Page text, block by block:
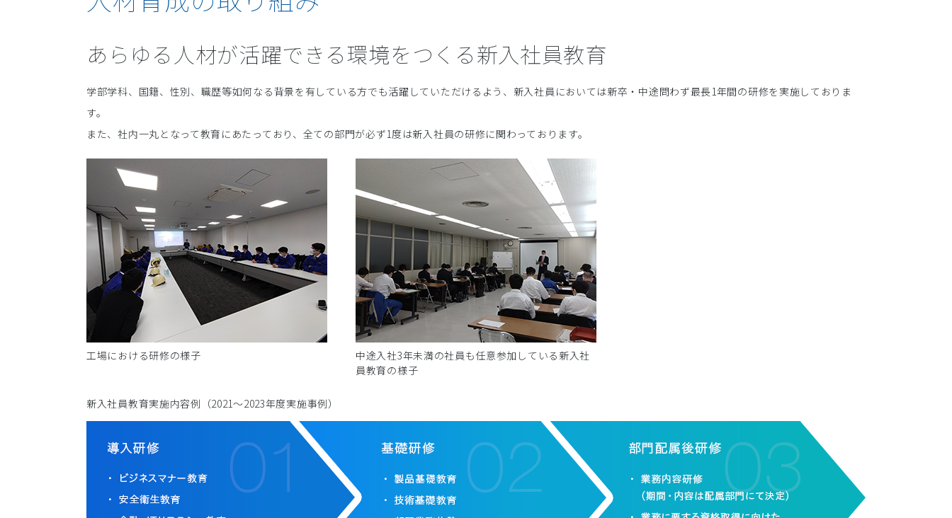
あらゆる人材が活躍できる環境をつくる新入社員教育
学部学科、国籍、性別、職歴等如何なる背景を有している方でも活躍していただけるよう、新入社員においては新卒・中途問わず最長1年間の研修を実施しておりま
す。
また、社内一丸となって教育にあたっており、全ての部門が必ず1度は新入社員の研修に関わっております。
工場における研修の様子
中途入社3年未満の社員も任意参加している新入社
員教育の様子
新入社員教育実施内容例（2021～2023年度実施事例）